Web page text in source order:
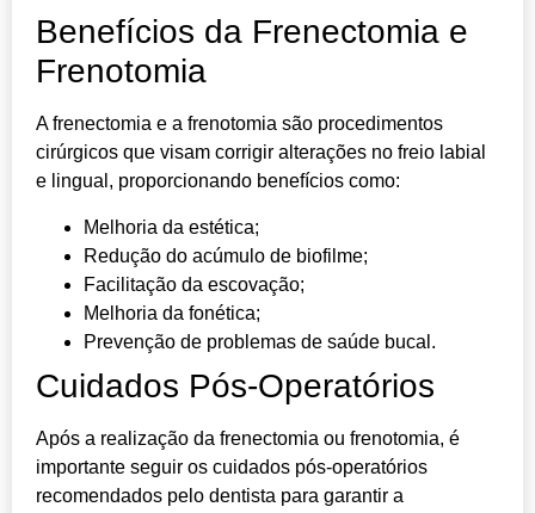
Benefícios da Frenectomia e
Frenotomia
A frenectomia e a frenotomia são procedimentos
cirúrgicos que visam corrigir alterações no freio labial
e lingual, proporcionando benefícios como:
Melhoria da estética;
Redução do acúmulo de biofilme;
Facilitação da escovação;
Melhoria da fonética;
Prevenção de problemas de saúde bucal.
Cuidados Pós-Operatórios
Após a realização da frenectomia ou frenotomia, é
importante seguir os cuidados pós-operatórios
recomendados pelo dentista para garantir a